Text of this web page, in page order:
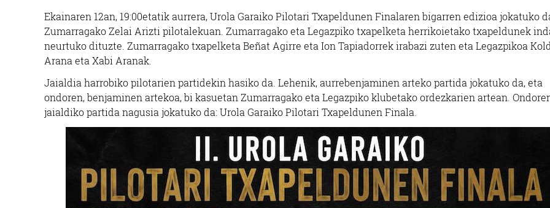
Ekainaren 12an, 19:00etatik aurrera, Urola Garaiko Pilotari Txapeldunen Finalaren bigarren edizioa jokatuko
Zumarragako Zelai Arizti pilotalekuan. Zumarragako eta Legazpiko txapelketa herrikoietako txapeldunek
neurtuko dituzte. Zumarragako txapelketa Beñat Agirre eta Ion Tapiadorrek irabazi zuten eta Legazpikoa
Arana eta Xabi Aranak.
Jaialdia harrobiko pilotarien partidekin hasiko da. Lehenik, aurrebenjaminen arteko partida jokatuko da, eta
ondoren, benjaminen artekoa, bi kasuetan Zumarragako eta Legazpiko klubetako ordezkarien artean.
jaialdiko partida nagusia jokatuko da: Urola Garaiko Pilotari Txapeldunen Finala.